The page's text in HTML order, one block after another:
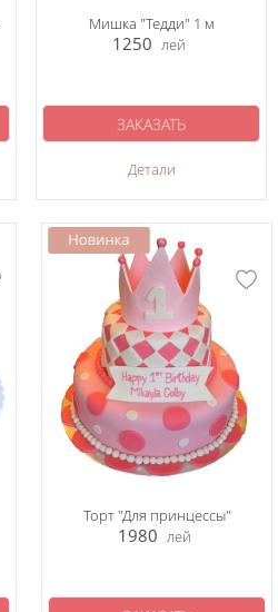
Мишка "Тедди" 1 м
1250 лей
Детали
ЗАКАЗАТЬ
Торт "Для принцессы"
1980 лей